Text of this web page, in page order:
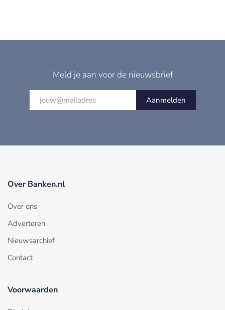
Meld je aan voor de nieuwsbrief
Aanmelden
Over Banken.nl
Over ons
Adverteren
Nieuwsarchief
Contact
Voorwaarden